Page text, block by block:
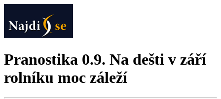
Pranostika 0.9. Na dešti v září
rolníku moc záleží